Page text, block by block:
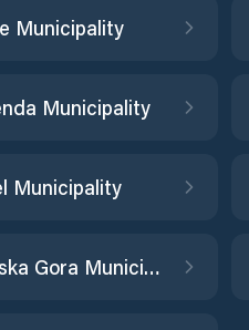
Municipality
Municipality
Municipality
Kranjska Gora Municipality